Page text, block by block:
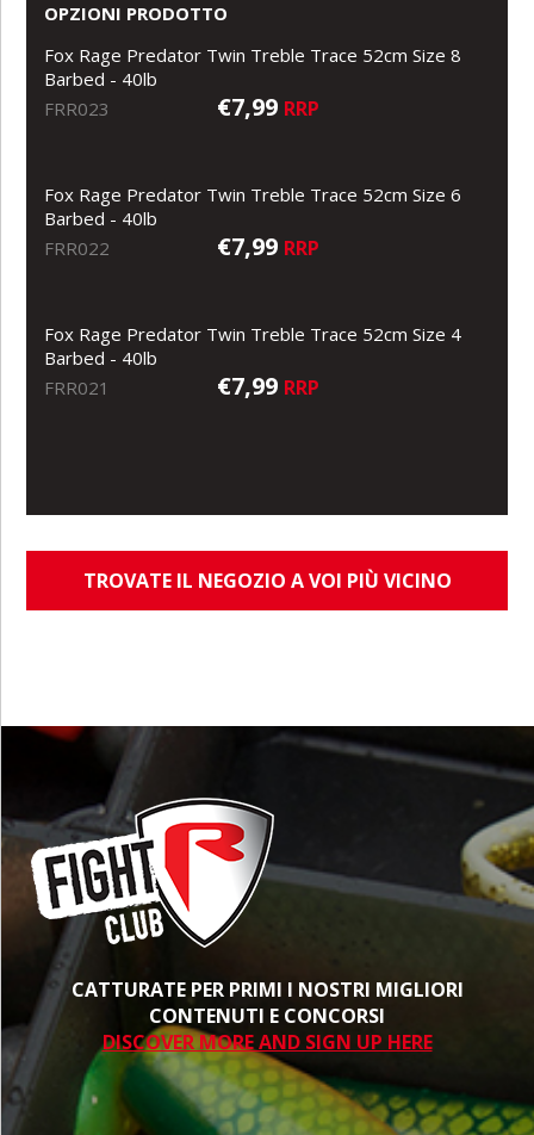
OPZIONI PRODOTTO
Fox Rage Predator Twin Treble Trace 52cm Size 8
Barbed - 40lb
FRR023
€7,99 RRP
Fox Rage Predator Twin Treble Trace 52cm Size 6
Barbed - 40lb
FRR022
€7,99 RRP
Fox Rage Predator Twin Treble Trace 52cm Size 4
Barbed - 40lb
FRR021
€7,99 RRP
TROVATE IL NEGOZIO A VOI PIÙ VICINO
CATTURATE PER PRIMI I NOSTRI MIGLIORI
CONTENUTI E CONCORSI
DISCOVER MORE AND SIGN UP HERE